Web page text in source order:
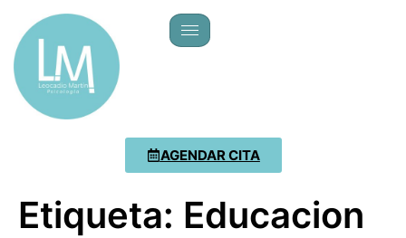
AGENDAR CITA
Etiqueta: Educacion